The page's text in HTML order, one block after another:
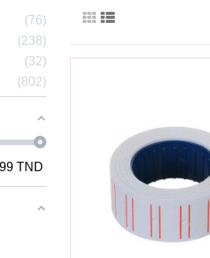
76
238
32
802
TND